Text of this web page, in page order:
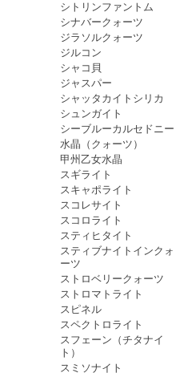
シトリンファントム
シナバークォーツ
ジラソルクォーツ
ジルコン
シャコ貝
ジャスパー
シャッタカイトシリカ
シュンガイト
シーブルーカルセドニー
水晶（クォーツ）
甲州乙女水晶
スギライト
スキャポライト
スコレサイト
スコロライト
スティヒタイト
スティブナイトインクォ
ーツ
ストロベリークォーツ
ストロマトライト
スピネル
スペクトロライト
スフェーン（チタナイ
ト）
スミソナイト